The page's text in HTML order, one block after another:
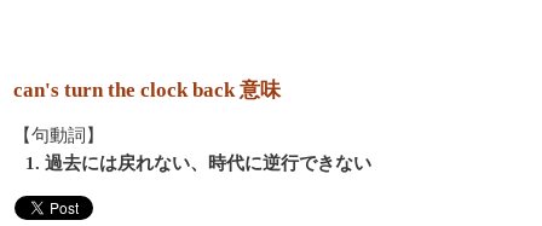
can's turn the clock back 意味
【句動詞】
1. 過去には戻れない、時代に逆行できない